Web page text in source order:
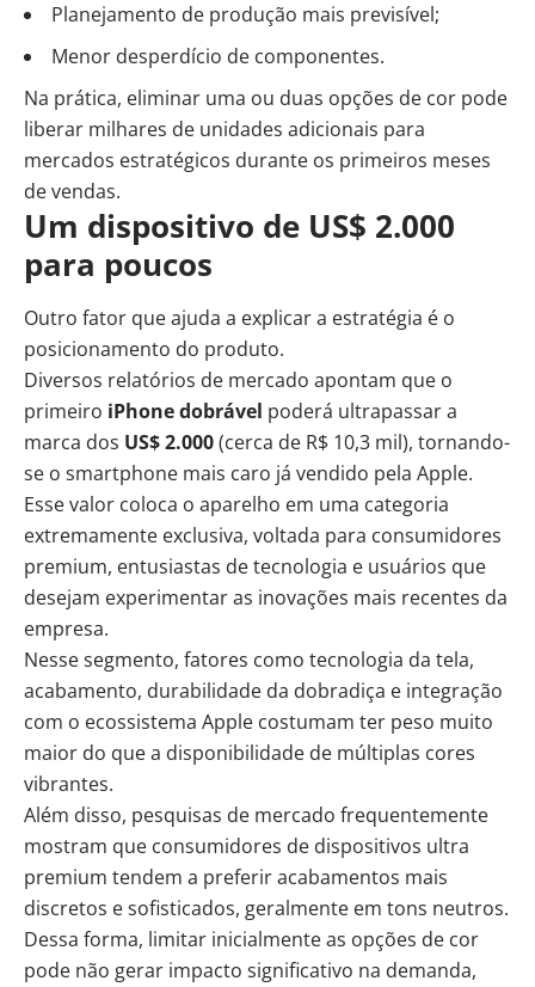
Planejamento de produção mais previsível;
Menor desperdício de componentes.
Na prática, eliminar uma ou duas opções de cor pode
liberar milhares de unidades adicionais para
mercados estratégicos durante os primeiros meses
de vendas.
Um dispositivo de US$ 2.000
para poucos
Outro fator que ajuda a explicar a estratégia é o
posicionamento do produto.
Diversos relatórios de mercado apontam que o
primeiro iPhone dobrável poderá ultrapassar a
marca dos US$ 2.000(cerca de R$ 10,3 mil), tornando-
se o smartphone mais caro já vendido pela Apple.
Esse valor coloca o aparelho em uma categoria
extremamente exclusiva, voltada para consumidores
premium, entusiastas de tecnologia e usuários que
desejam experimentar as inovações mais recentes da
empresa.
Nesse segmento, fatores como tecnologia da tela,
acabamento, durabilidade da dobradiça e integração
com o ecossistema Apple costumam ter peso muito
maior do que a disponibilidade de múltiplas cores
vibrantes.
Além disso, pesquisas de mercado frequentemente
mostram que consumidores de dispositivos ultra
premium tendem a preferir acabamentos mais
discretos e sofisticados, geralmente em tons neutros.
Dessa forma, limitar inicialmente as opções de cor
pode não gerar impacto significativo na demanda,